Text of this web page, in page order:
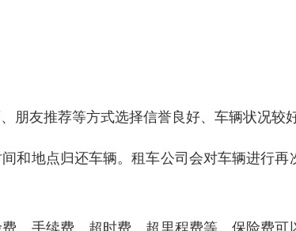
朋友推荐等方式选择信誉良好、车辆状况较
和地点归还车辆。租车公司会对车辆进行
、手续费、超时费、超里程费等。保险费